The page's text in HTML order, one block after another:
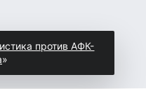
против АФК-
»